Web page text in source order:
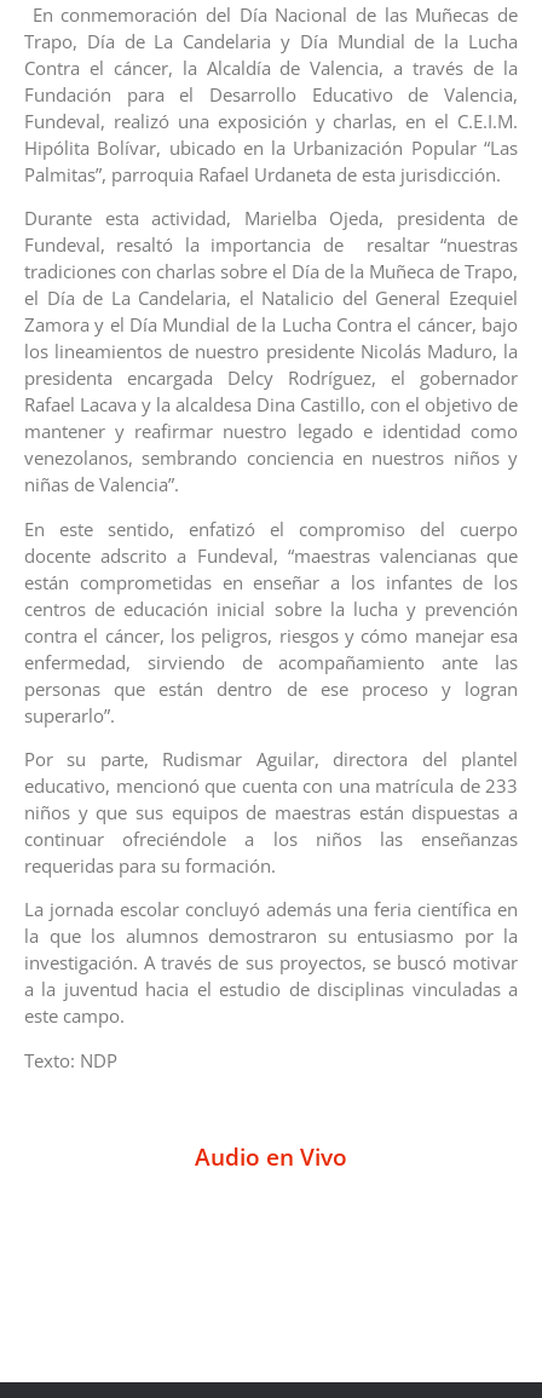
En conmemoración del Día Nacional de las Muñecas de
Trapo, Día de La Candelaria y Día Mundial de la Lucha
Contra el cáncer, la Alcaldía de Valencia, a través de la
Fundación para el Desarrollo Educativo de Valencia,
Fundeval, realizó una exposición y charlas, en el C.E.I.M.
Hipólita Bolívar, ubicado en la Urbanización Popular “Las
Palmitas”, parroquia Rafael Urdaneta de esta jurisdicción.
Durante esta actividad, Marielba Ojeda, presidenta de
Fundeval, resaltó la importancia de resaltar “nuestras
tradiciones con charlas sobre el Día de la Muñeca de Trapo,
el Día de La Candelaria, el Natalicio del General Ezequiel
Zamora y el Día Mundial de la Lucha Contra el cáncer, bajo
los lineamientos de nuestro presidente Nicolás Maduro, la
presidenta encargada Delcy Rodríguez, el gobernador
Rafael Lacava y la alcaldesa Dina Castillo, con el objetivo de
mantener y reafirmar nuestro legado e identidad como
venezolanos, sembrando conciencia en nuestros niños y
niñas de Valencia”.
En este sentido, enfatizó el compromiso del cuerpo
docente adscrito a Fundeval, “maestras valencianas que
están comprometidas en enseñar a los infantes de los
centros de educación inicial sobre la lucha y prevención
contra el cáncer, los peligros, riesgos y cómo manejar esa
enfermedad, sirviendo de acompañamiento ante las
personas que están dentro de ese proceso y logran
superarlo”.
Por su parte, Rudismar Aguilar, directora del plantel
educativo, mencionó que cuenta con una matrícula de 233
niños y que sus equipos de maestras están dispuestas a
continuar ofreciéndole a los niños las enseñanzas
requeridas para su formación.
La jornada escolar concluyó además una feria científica en
la que los alumnos demostraron su entusiasmo por la
investigación. A través de sus proyectos, se buscó motivar
a la juventud hacia el estudio de disciplinas vinculadas a
este campo.
Texto: NDP
Audio en Vivo